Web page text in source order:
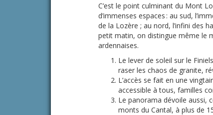
C’est le point culminant du Mont
d’immenses espaces : au sud,
de la Lozère ; au nord, l’infini des
petit matin, on distingue même le
ardennaises.
Le lever de soleil sur le
raser les chaos de granite,
L’accès se fait en une
accessible à tous, familles
Le panorama dévoile aussi,
monts du Cantal, à plus de